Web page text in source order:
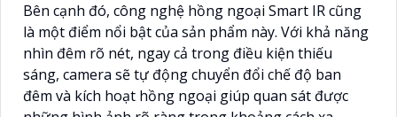
Bên cạnh đó, công nghệ hồng ngoại Smart IR cũng
là một điểm nổi bật của sản phẩm này. Với khả năng
nhìn đêm rõ nét, ngay cả trong điều kiện thiếu
sáng, camera sẽ tự động chuyển đổi chế độ ban
đêm và kích hoạt hồng ngoại giúp quan sát được